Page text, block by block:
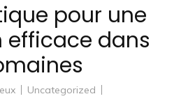
pour une
efficace dans
Uncategorized